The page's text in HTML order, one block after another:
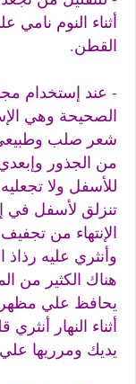
أثناء النوم
القطن.
- عند إستخدام
الصحيحة وهي
شعر صلب
من الجذور
للأسفل ولا
تنزلق لأسفل في
الإنتهاء من
وأنثري عليه
هناك الكثير من
يحافظ علي مظهره
أثناء النهار
يديك ومرريها